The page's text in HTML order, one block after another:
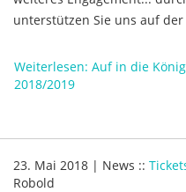
unterstützen Sie uns auf
Weiterlesen: Auf in die
2018/2019
23. Mai 2018 | News ::
Robold